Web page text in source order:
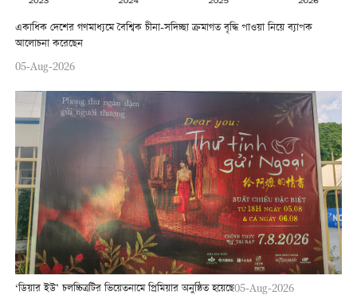
একাধিক দেশের গণমাধ্যমে বৈশ্বিক চীনা-সদিচ্ছা ক্রমাগত বৃদ্ধি পাওয়া নিয়ে ব্যাপক
আলোচনা করেছেন
05-Aug-2026
‘ডিয়ার ইউ’ চলচ্চিত্রটির ভিয়েতনামে প্রিমিয়ার অনুষ্ঠিত হয়েছে05-Aug-2026